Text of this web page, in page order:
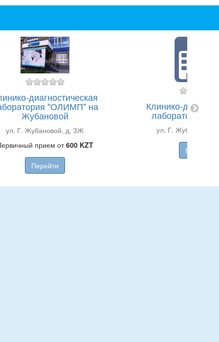
диагностическая
"ОЛИМП" на
Жубановой
ул. Г. Жубановой, д. 3Ж
прием от600 KZT
Перейти
Клинико-
лаборатория
ул. Г. Жубановой,
Перейти